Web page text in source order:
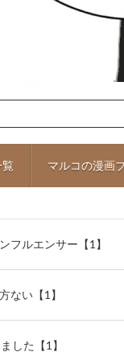
覧 マルコの漫画
フルエンサー【1】
ない【1】
した【1】